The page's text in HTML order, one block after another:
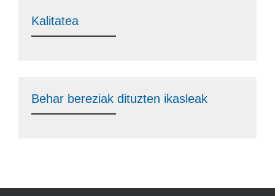
Kalitatea
Behar bereziak dituzten ikasleak